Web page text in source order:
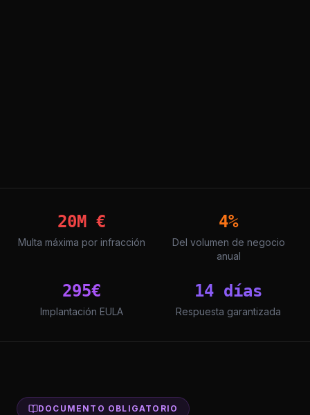
20M €
Multa máxima por infracción
4%
Del volumen de negocio
anual
295€
Implantación EULA
14 días
Respuesta garantizada
DOCUMENTO OBLIGATORIO